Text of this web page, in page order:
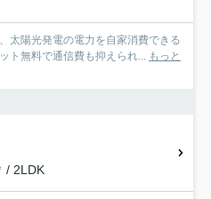
太陽光発電の電力を自家消費できる
ト無料で通信費も抑えられ... もっと
/ 2LDK